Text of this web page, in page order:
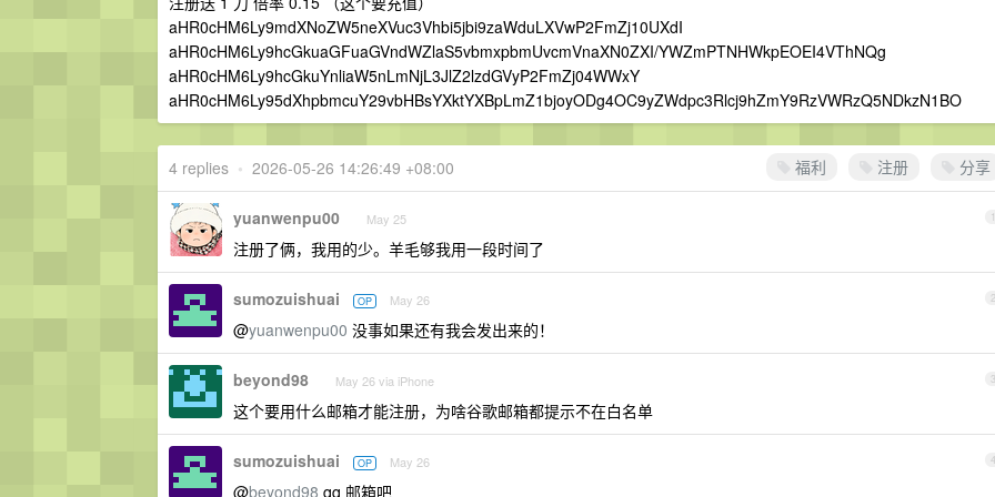
aHR0cHM6Ly9mdXNoZW5neXVuc3Vhbi5jbi9zaWduLXVwP2FmZj10UXdI
aHR0cHM6Ly9hcGkuaGFuaGVndWZlaS5vbmxpbmUvcmVnaXN0ZXI/YWZmPTNHWkpEOEI4VThNQg
aHR0cHM6Ly9hcGkuYnliaW5nLmNjL3JlZ2lzdGVyP2FmZj04WWxY
aHR0cHM6Ly95dXhpbmcuY29vbHBsYXktYXBpLmZ1bjoyODg4OC9yZWdpc3Rlcj9hZmY9RzVWRzQ5NDkzN1BO
福利 注册 分享
4 replies • 2026-05-26 14:26:49 +08:00
1
yuanwenpu00 May 25
注册了俩，我用的少。羊毛够我用一段时间了
2
sumozuishuai OP May 26
@yuanwenpu00 没事如果还有我会发出来的！
3
beyond98 May 26 via iPhone
这个要用什么邮箱才能注册，为啥谷歌邮箱都提示不在白名单
4
sumozuishuai OP May 26
@beyond98 qq 邮箱吧